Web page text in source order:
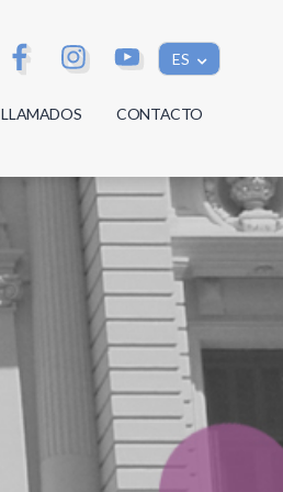
ES
LLAMADOS CONTACTO